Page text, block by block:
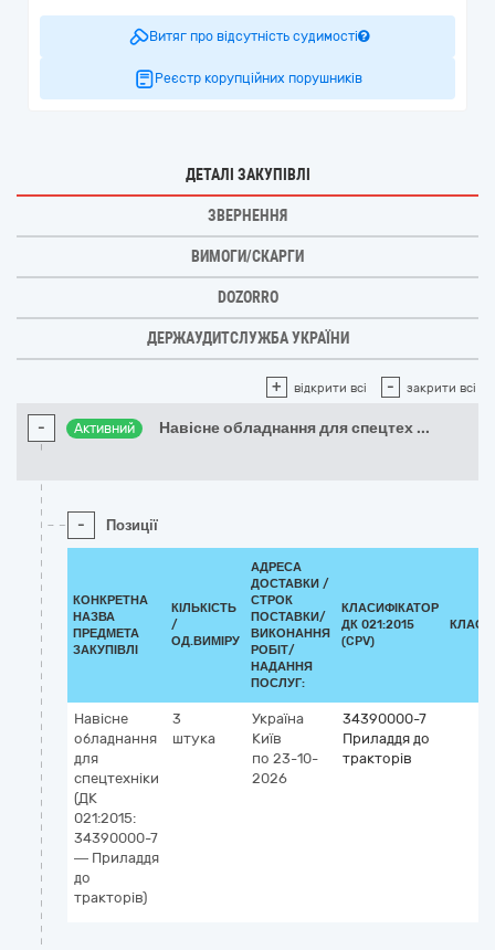
Витяг про відсутність судимості
Реєстр корупційних порушників
ДЕТАЛІ ЗАКУПІВЛІ
ЗВЕРНЕННЯ
ВИМОГИ/СКАРГИ
DOZORRO
ДЕРЖАУДИТСЛУЖБА УКРАЇНИ
+ відкрити всі - закрити всі
- Активний Навісне обладнання для спецтех ...
- Позиції
КОНКРЕТНА
НАЗВА
ПРЕДМЕТА
ЗАКУПІВЛІ
КІЛЬКІСТЬ
/
ОД.ВИМІРУ
АДРЕСА
ДОСТАВКИ /
СТРОК
ПОСТАВКИ/
ВИКОНАННЯ
РОБІТ/
НАДАННЯ
ПОСЛУГ:
КЛАСИФІКАТОР
ДК 021:2015
(CPV)
Навісне
обладнання
для
спецтехніки
(ДК
021:2015:
34390000-7
— Приладдя
до
тракторів)
3
штука
Україна
Київ
по 23-10-
2026
34390000-7
Приладдя до
тракторів